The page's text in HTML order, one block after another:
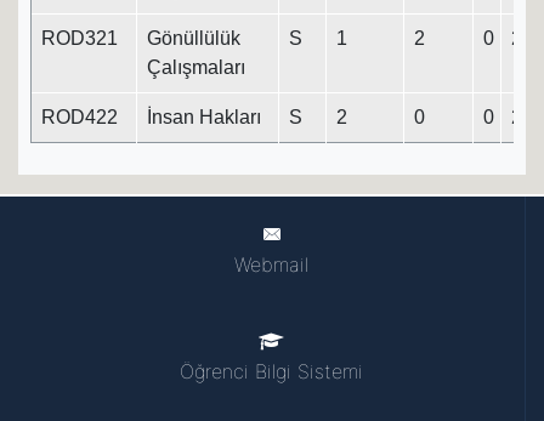
ROD321
Gönüllülük
Çalışmaları
S 1 2 0 2
ROD422 İnsan Hakları S 2 0 0 2
Webmail
Öğrenci Bilgi Sistemi